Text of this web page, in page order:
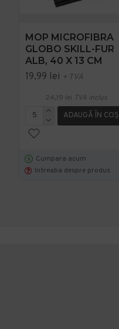
MOP MICROFIBRA
GLOBO SKILL-FUR
ALB, 40 X 13 CM
19,99 lei + TVA
24,19 lei TVA inclus
ADAUGĂ ÎN COŞ
Cumpara acum
Intreaba despre produs